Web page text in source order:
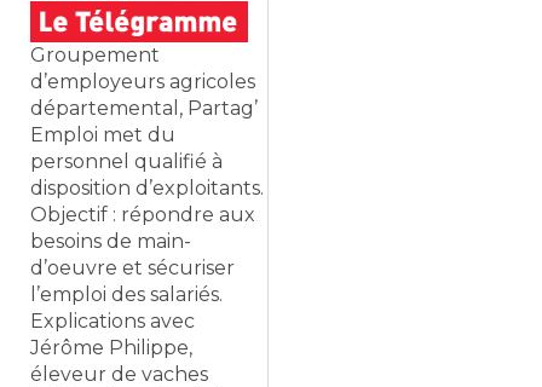
Groupement
d’employeurs agricoles
départemental, Partag’
Emploi met du
personnel qualifié à
disposition d’exploitants.
Objectif : répondre aux
besoins de main-
d’oeuvre et sécuriser
l’emploi des salariés.
Explications avec
Jérôme Philippe,
éleveur de vaches